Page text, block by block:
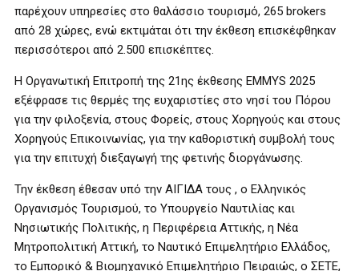
παρέχουν υπηρεσίες στο θαλάσσιο τουρισμό, 265 brokers
από 28 χώρες, ενώ εκτιμάται ότι την έκθεση επισκέφθηκαν
περισσότεροι από 2.500 επισκέπτες.
Η Οργανωτική Επιτροπή της 21ης έκθεσης EMMYS 2025
εξέφρασε τις θερμές της ευχαριστίες στο νησί του Πόρου
για την φιλοξενία, στους Φορείς, στους Χορηγούς και στους
Χορηγούς Επικοινωνίας, για την καθοριστική συμβολή τους
για την επιτυχή διεξαγωγή της φετινής διοργάνωσης.
Την έκθεση έθεσαν υπό την ΑΙΓΙΔΑ τους , ο Ελληνικός
Οργανισμός Τουρισμού, το Υπουργείο Ναυτιλίας και
Νησιωτικής Πολιτικής, η Περιφέρεια Αττικής, η Νέα
Μητροπολιτική Αττική, το Ναυτικό Επιμελητήριο Ελλάδος,
το Εμπορικό & Βιομηχανικό Επιμελητήριο Πειραιώς, ο ΣΕΤΕ,